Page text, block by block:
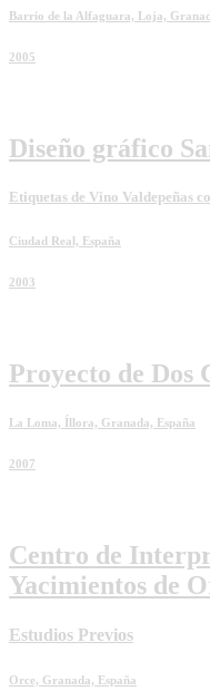
Barrio de la Alfaguara, Loja,
2005
Diseño gráfico
Etiquetas de Vino Valdepeñas
Ciudad Real, España
2003
Proyecto de Dos
La Loma, Íllora, Granada, España
2007
Centro de
Yacimientos de
Estudios Previos
Orce, Granada, España